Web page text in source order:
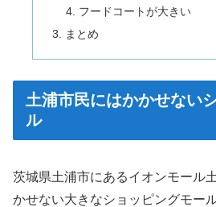
フードコートが大きい
まとめ
土浦市民にはかかせない
ル
茨城県土浦市にあるイオンモール
かせない大きなショッピングモー